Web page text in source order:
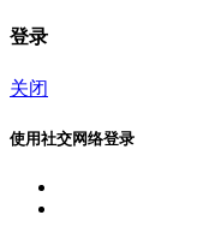
登录
关闭
使用社交网络登录